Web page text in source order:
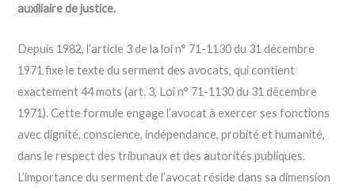
auxiliaire de justice.
Depuis 1982, l’article 3 de la loi n° 71-1130 du 31 décembre
1971 fixe le texte du serment des avocats, qui contient
exactement 44 mots (art. 3, Loi n° 71-1130 du 31 décembre
1971). Cette formule engage l’avocat à exercer ses fonctions
avec dignité, conscience, indépendance, probité et humanité,
dans le respect des tribunaux et des autorités publiques.
L’importance du serment de l’avocat réside dans sa dimension